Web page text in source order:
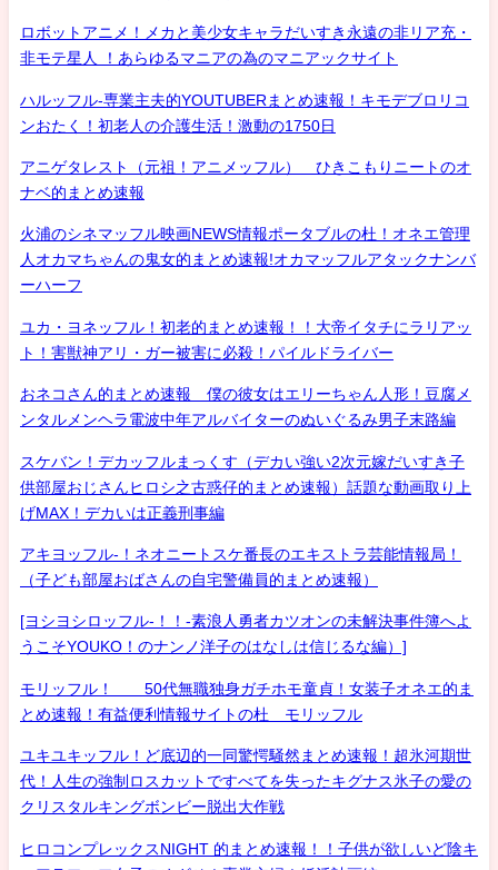
ロボットアニメ！メカと美少女キャラだいすき永遠の非リア充・
非モテ星人 ！あらゆるマニアの為のマニアックサイト
ハルッフル-専業主夫的YOUTUBERまとめ速報！キモデブロリコ
ンおたく！初老人の介護生活！激動の1750日
アニゲタレスト（元祖！アニメッフル） ひきこもりニートのオ
ナベ的まとめ速報
火浦のシネマッフル映画NEWS情報ポータブルの杜！オネエ管理
人オカマちゃんの鬼女的まとめ速報!オカマッフルアタックナンバ
ーハーフ
ユカ・ヨネッフル！初老的まとめ速報！！大帝イタチにラリアッ
ト！害獣神アリ・ガー被害に必殺！パイルドライバー
おネコさん的まとめ速報 僕の彼女はエリーちゃん人形！豆腐メ
ンタルメンヘラ電波中年アルバイターのぬいぐるみ男子末路編
スケバン！デカッフルまっくす（デカい強い2次元嫁だいすき子
供部屋おじさんヒロシ之古惑仔的まとめ速報）話題な動画取り上
げMAX！デカいは正義刑事編
アキヨッフル-！ネオニートスケ番長のエキストラ芸能情報局！
（子ども部屋おばさんの自宅警備員的まとめ速報）
[ヨシヨシロッフル-！！-素浪人勇者カツオンの未解決事件簿へよ
うこそYOUKO！のナンノ洋子のはなしは信じるな編）]
モリッフル！ 50代無職独身ガチホモ童貞！女装子オネエ的ま
とめ速報！有益便利情報サイトの杜 モリッフル
ユキユキッフル！ど底辺的一同驚愕騒然まとめ速報！超氷河期世
代！人生の強制ロスカットですべてを失ったキグナス氷子の愛の
クリスタルキングボンビー脱出大作戦
ヒロコンプレックスNIGHT 的まとめ速報！！子供が欲しいど陰キ